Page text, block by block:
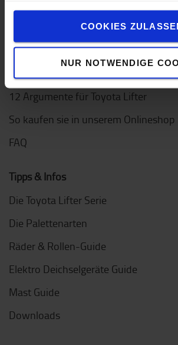
gesammelt haben.
COOKIES
NUR NOTWENDIGE
Nachhaltigkeit bei Toyota Material
Onlinekauf
Kundensupport
12 Argumente für Toyota Lifter
So kaufen sie in unserem Onlineshop
FAQ
Tipps & Infos
Die Toyota Lifter Serie
Die Palettenarten
Räder & Rollen-Guide
Elektro Deichselgeräte Guide
Mast Guide
Downloads